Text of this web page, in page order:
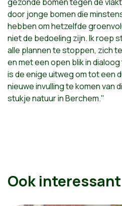
door jonge bomen die
hebben om hetzelfde
niet de bedoeling zijn. Ik roep
alle plannen te stoppen, zich
en met een open blik in
is de enige uitweg om tot een
nieuwe invulling te komen van
stukje natuur in Berchem."
Ook interessant